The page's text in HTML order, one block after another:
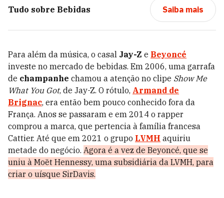
Tudo sobre Bebidas Saiba mais
Para além da música, o casal Jay-Z e Beyoncé
investe no mercado de bebidas. Em 2006, uma garrafa
de champanhe chamou a atenção no clipe Show Me
What You Got, de Jay-Z. O rótulo, Armand de
Brignac, era então bem pouco conhecido fora da
França. Anos se passaram e em 2014 o rapper
comprou a marca, que pertencia à família francesa
Cattier. Até que em 2021 o grupo LVMH aquiriu
metade do negócio. Agora é a vez de Beyoncé, que se
uniu à Moët Hennessy, uma subsidiária da LVMH, para
criar o uísque SirDavis.